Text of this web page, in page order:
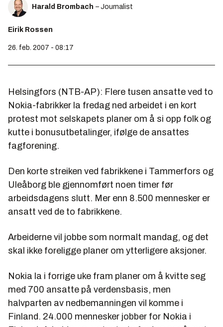
Harald Brombach – Journalist
Eirik Rossen
26. feb. 2007 - 08:17
Helsingfors (NTB-AP): Flere tusen ansatte ved to
Nokia-fabrikker la fredag ned arbeidet i en kort
protest mot selskapets planer om å si opp folk og
kutte i bonusutbetalinger, ifølge de ansattes
fagforening.
Den korte streiken ved fabrikkene i Tammerfors og
Uleåborg ble gjennomført noen timer før
arbeidsdagens slutt. Mer enn 8.500 mennesker er
ansatt ved de to fabrikkene.
Arbeiderne vil jobbe som normalt mandag, og det
skal ikke foreligge planer om ytterligere aksjoner.
Nokia la i forrige uke fram planer om å kvitte seg
med 700 ansatte på verdensbasis, men
halvparten av nedbemanningen vil komme i
Finland. 24.000 mennesker jobber for Nokia i